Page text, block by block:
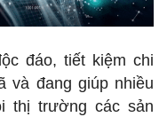
đáo, tiết kiệm chi
và đang giúp nhiều
thị trường các sản